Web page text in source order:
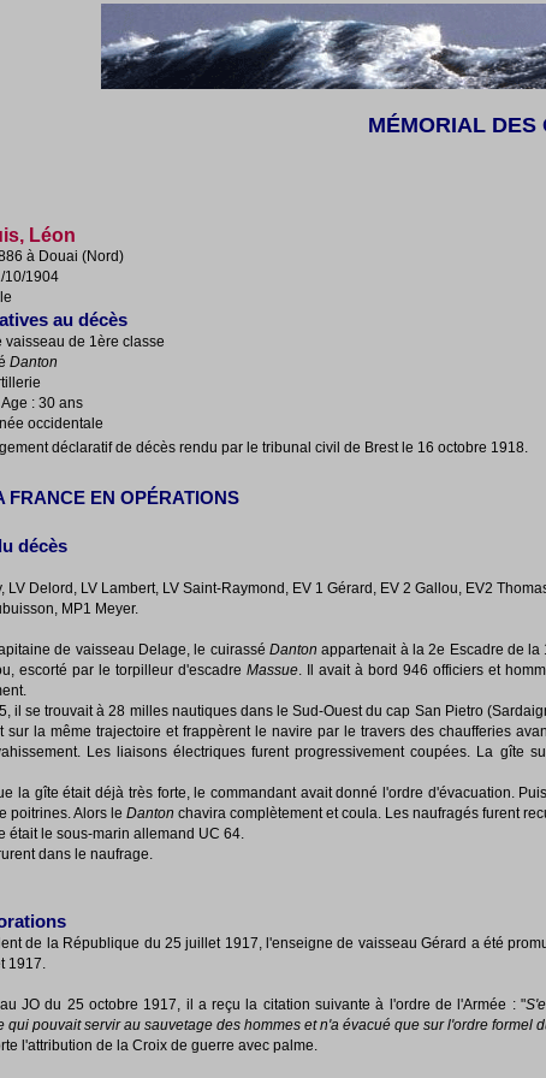
MÉMORIAL DES
Léon
à Douai (Nord)
10/1904
au décès
vaisseau de 1ère classe
Danton
: 30 ans
occidentale
déclaratif de décès rendu par le tribunal civil de Brest le 16 octobre 1918.
FRANCE EN OPÉRATIONS
décès
LV Delord, LV Lambert, LV Saint-Raymond, EV 1 Gérard, EV 2 Gallou, EV2
MP1 Meyer.
de vaisseau Delage, le cuirassé Danton appartenait à la 2e Escadre de la
escorté par le torpilleur d'escadre Massue. Il avait à bord 946 officiers et
il se trouvait à 28 milles nautiques dans le Sud-Ouest du cap San Pietro
sur la même trajectoire et frappèrent le navire par le travers des chaufferies
Les liaisons électriques furent progressivement coupées. La gîte
la gîte était déjà très forte, le commandant avait donné l'ordre d'évacuation.
poitrines. Alors le Danton chavira complètement et coula. Les naufragés furent
était le sous-marin allemand UC 64.
dans le naufrage.
de la République du 25 juillet 1917, l'enseigne de vaisseau Gérard a été
1917.
JO du 25 octobre 1917, il a reçu la citation suivante à l'ordre de l'Armée : "
qui pouvait servir au sauvetage des hommes et n'a évacué que sur l'ordre formel
l'attribution de la Croix de guerre avec palme.